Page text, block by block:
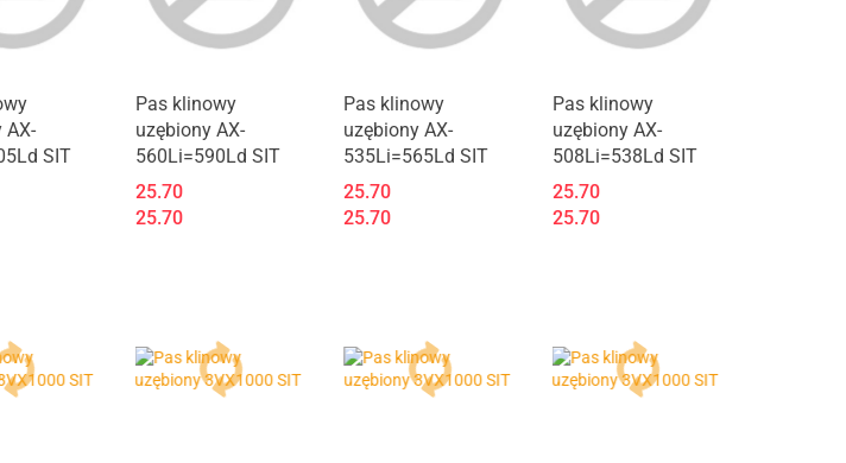
AX-
SIT
Pas klinowy
uzębiony AX-
560Li=590Ld SIT
25.70
25.70
Pas klinowy
uzębiony AX-
535Li=565Ld SIT
25.70
25.70
Pas klinowy
uzębiony AX-
508Li=538Ld SIT
25.70
25.70